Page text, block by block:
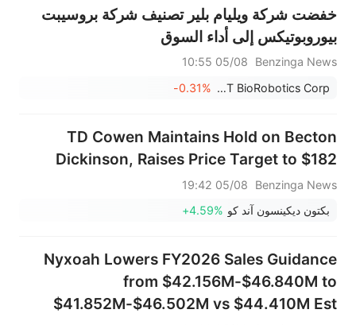
خفضت شركة ويليام بلير تصنيف شركة بروسيبت
بيوروبوتيكس إلى أداء السوق
Benzinga News
05/08 10:55
PROCEPT BioRobotics Corp.
-0.31%
TD Cowen Maintains Hold on Becton
Dickinson, Raises Price Target to $182
Benzinga News
05/08 19:42
بكتون ديكينسون آند كو +4.59%
Nyxoah Lowers FY2026 Sales Guidance
from $42.156M-$46.840M to
$41.852M-$46.502M vs $44.410M Est